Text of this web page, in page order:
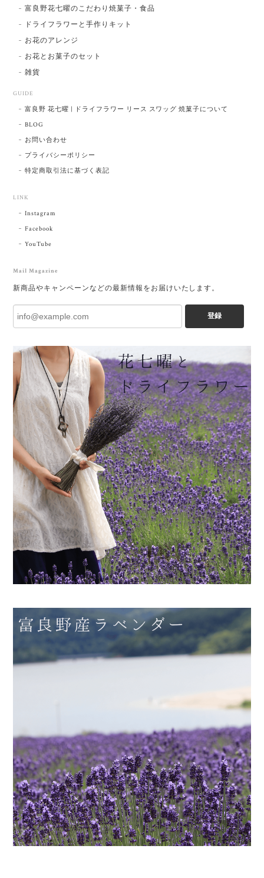
富良野花七曜のこだわり焼菓子・食品
ドライフラワーと手作りキット
お花のアレンジ
お花とお菓子のセット
雑貨
GUIDE
富良野 花七曜 | ドライフラワー リース スワッグ 焼菓子について
BLOG
お問い合わせ
プライバシーポリシー
特定商取引法に基づく表記
LINK
Instagram
Facebook
YouTube
Mail Magazine
新商品やキャンペーンなどの最新情報をお届けいたします。
登録